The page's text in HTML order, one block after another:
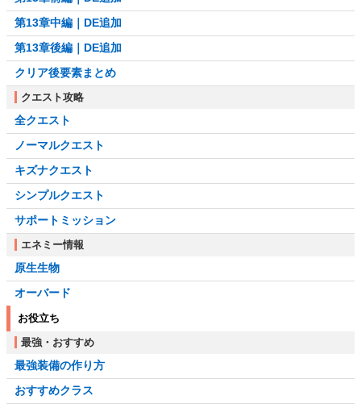
第13章中編｜DE追加
第13章後編｜DE追加
クリア後要素まとめ
クエスト攻略
全クエスト
ノーマルクエスト
キズナクエスト
シンプルクエスト
サポートミッション
エネミー情報
原生生物
オーバード
お役立ち
最強・おすすめ
最強装備の作り方
おすすめクラス